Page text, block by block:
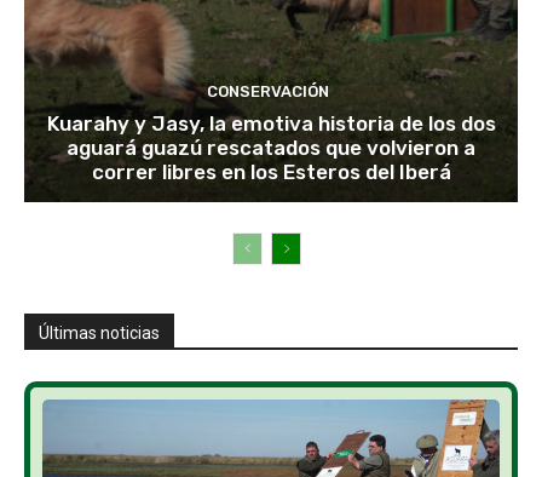
CONSERVACIÓN
Kuarahy y Jasy, la emotiva historia de los dos
aguará guazú rescatados que volvieron a
correr libres en los Esteros del Iberá
Últimas noticias